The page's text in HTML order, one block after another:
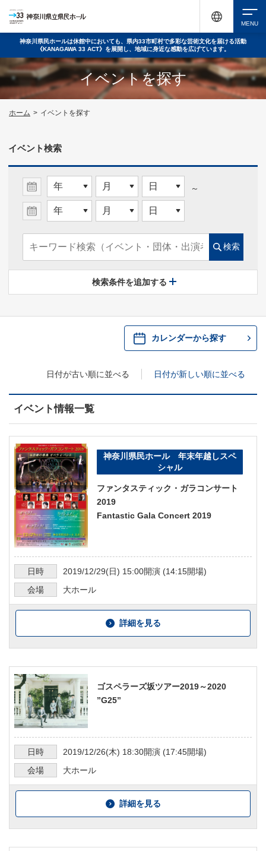
神奈川県民ホールは休館中においても、県内33市町村で多彩な芸術文化を届ける活動
《KANAGAWA 33 ACT》を展開し、地域に身近な感動を広げています。
イベントを探す
・ イベント一覧
・ イベントカレンダー
イベントを探す
ホーム > イベントを探す
イベント検索
～
検索
検索条件を追加する
カレンダーから探す
日付が古い順に並べる 日付が新しい順に並べる
イベント情報一覧
神奈川県民ホール 年末年越しスペ
シャル
ファンタスティック・ガラコンサート
2019
Fantastic Gala Concert 2019
日時 2019/12/29(日) 15:00開演 (14:15開場)
会場
大ホール
詳細を見る
ゴスペラーズ坂ツアー2019～2020
”G25”
日時 2019/12/26(木) 18:30開演 (17:45開場)
会場
大ホール
詳細を見る